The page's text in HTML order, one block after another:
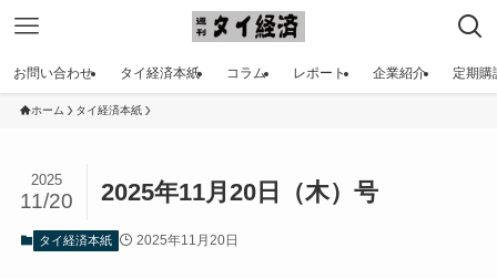
お問い合わせ タイ経済本紙 コラム レポート 企業紹介 定期購
ホーム タイ経済本紙
2025年11月20日（木）号
2025
11/20
タイ経済本紙 2025年11月20日